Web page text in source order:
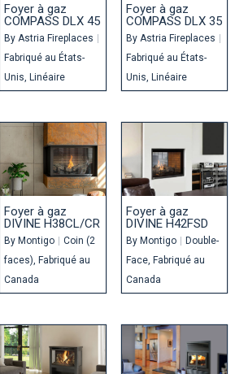
Foyer à gaz
COMPASS DLX 45
By Astria Fireplaces |
Fabriqué au États-
Unis Linéaire
Foyer à gaz
COMPASS DLX 35
By Astria Fireplaces |
Fabriqué au États-
Unis Linéaire
Foyer à gaz
DIVINE H38CL/CR
By Montigo
Coin (2
faces) Fabriqué au
Canada
Foyer à gaz
DIVINE H42FSD
By Montigo
Double-
Face Fabriqué au
Canada